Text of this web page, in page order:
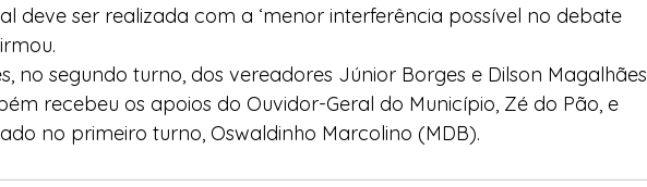
deve ser realizada com a ‘menor interferência possível no debate
no segundo turno, dos vereadores Júnior Borges e Dilson Magalhães
recebeu os apoios do Ouvidor-Geral do Município, Zé do Pão, e
no primeiro turno, Oswaldinho Marcolino (MDB).